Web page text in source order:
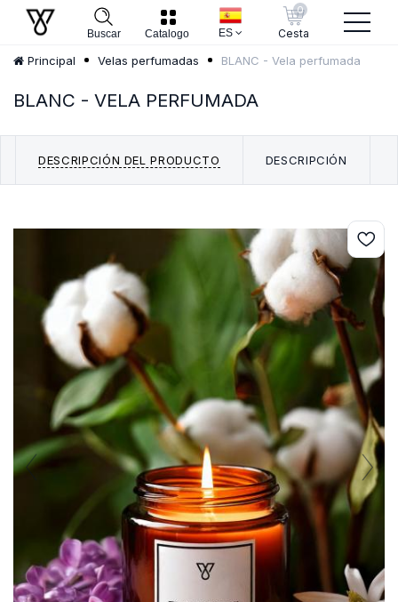
Buscar Catalogo ES
0
Cesta
Principal Velas perfumadas​ BLANC - Vela perfumada
BLANC - VELA PERFUMADA
DESCRIPCIÓN DEL PRODUCTO DESCRIPCIÓN